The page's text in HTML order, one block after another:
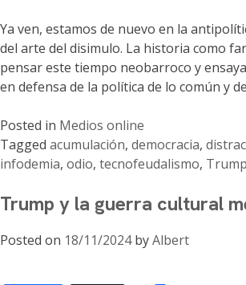
Ya ven, estamos de nuevo en la
del arte del disimulo. La historia como
pensar este tiempo neobarroco y
en defensa de la política de lo común y
Posted in Medios online
Tagged acumulación, democracia,
infodemia, odio, tecnofeudalismo,
Trump y la guerra cultural
Posted on 18/11/2024byAlbert